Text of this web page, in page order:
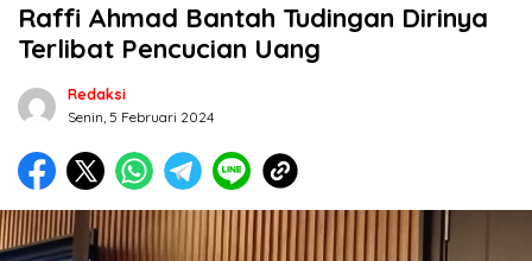
Raffi Ahmad Bantah Tudingan Dirinya
Terlibat Pencucian Uang
Redaksi
Senin, 5 Februari 2024